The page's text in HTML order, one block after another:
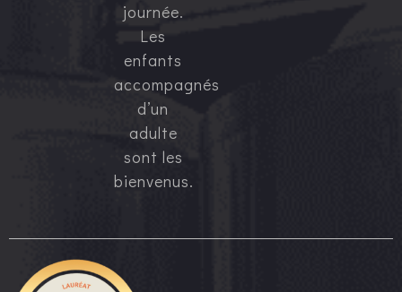
journée.
Les
enfants
accompagnés
d’un
adulte
sont les
bienvenus.